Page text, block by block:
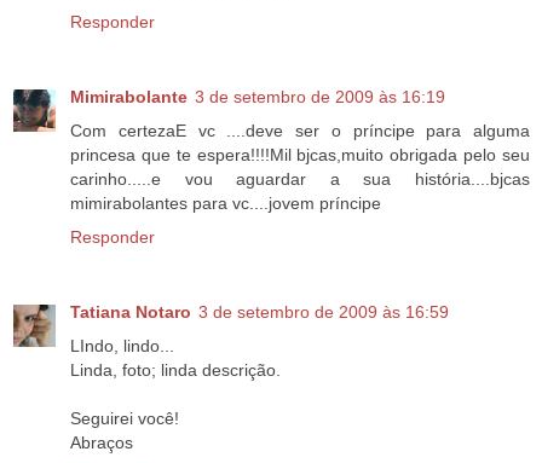
Responder
Mimirabolante 3 de setembro de 2009 às 16:19
Com certezaE vc ....deve ser o príncipe para alguma
princesa que te espera!!!!Mil bjcas,muito obrigada pelo seu
carinho.....e vou aguardar a sua história....bjcas
mimirabolantes para vc....jovem príncipe
Responder
Tatiana Notaro 3 de setembro de 2009 às 16:59
LIndo, lindo...
Linda, foto; linda descrição.
Seguirei você!
Abraços